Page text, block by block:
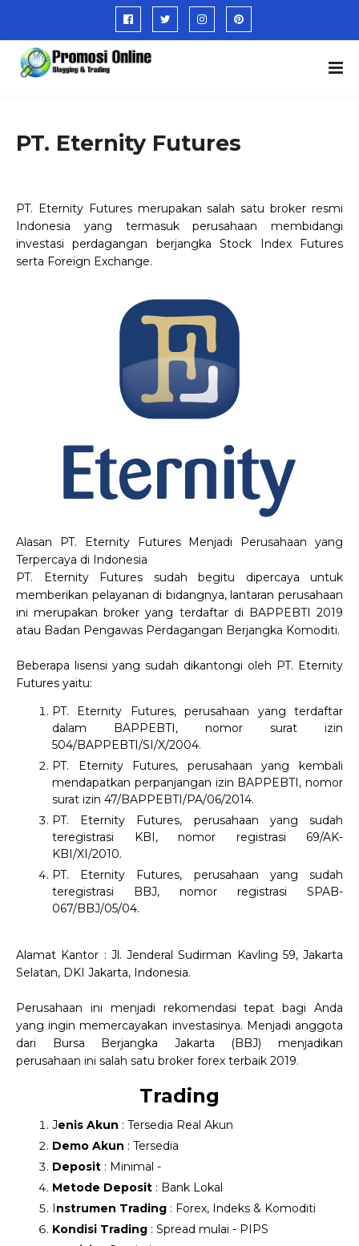
PT. Eternity Futures
PT. Eternity Futures merupakan salah satu broker resmi
Indonesia yang termasuk perusahaan membidangi
investasi perdagangan berjangka Stock Index Futures
serta Foreign Exchange.
Alasan PT. Eternity Futures Menjadi Perusahaan yang
Terpercaya di Indonesia
PT. Eternity Futures sudah begitu dipercaya untuk
memberikan pelayanan di bidangnya, lantaran perusahaan
ini merupakan broker yang terdaftar di BAPPEBTI 2019
atau Badan Pengawas Perdagangan Berjangka Komoditi.
Beberapa lisensi yang sudah dikantongi oleh PT. Eternity
Futures yaitu:
PT. Eternity Futures, perusahaan yang terdaftar
dalam BAPPEBTI, nomor surat izin
504/BAPPEBTI/SI/X/2004.
PT. Eternity Futures, perusahaan yang kembali
mendapatkan perpanjangan izin BAPPEBTI, nomor
surat izin 47/BAPPEBTI/PA/06/2014.
PT. Eternity Futures, perusahaan yang sudah
teregistrasi KBI, nomor registrasi 69/AK-
KBI/XI/2010.
PT. Eternity Futures, perusahaan yang sudah
teregistrasi BBJ, nomor registrasi SPAB-
067/BBJ/05/04.
Alamat Kantor : Jl. Jenderal Sudirman Kavling 59, Jakarta
Selatan, DKI Jakarta, Indonesia.
Perusahaan ini menjadi rekomendasi tepat bagi Anda
yang ingin memercayakan investasinya. Menjadi anggota
dari Bursa Berjangka Jakarta (BBJ) menjadikan
perusahaan ini salah satu broker forex terbaik 2019.
Trading
Jenis Akun : Tersedia Real Akun
Demo Akun : Tersedia
Deposit : Minimal -
Metode Deposit : Bank Lokal
Instrumen Trading : Forex, Indeks & Komoditi
Kondisi Trading : Spread mulai - PIPS